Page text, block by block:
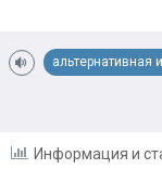
будет свободной!
альтернативная
Информация и